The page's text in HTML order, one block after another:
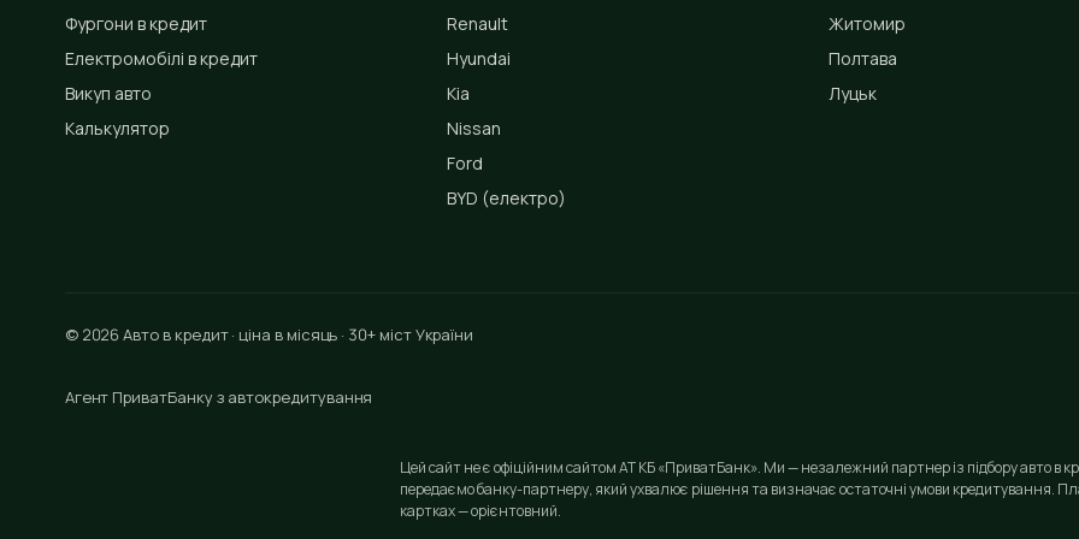
Фургони в кредит
Електромобілі в кредит
Викуп авто
Калькулятор
Renault
Hyundai
Kia
Nissan
Ford
BYD (електро)
Житомир
Полтава
Луцьк
© 2026 Авто в кредит · ціна в місяць · 30+ міст України
Агент ПриватБанку з автокредитування
Цей сайт не є офіційним сайтом АТ КБ «ПриватБанк». Ми — незалежний партнер із підбору авто в
передаємо банку-партнеру, який ухвалює рішення та визначає остаточні умови кредитування.
картках — орієнтовний.